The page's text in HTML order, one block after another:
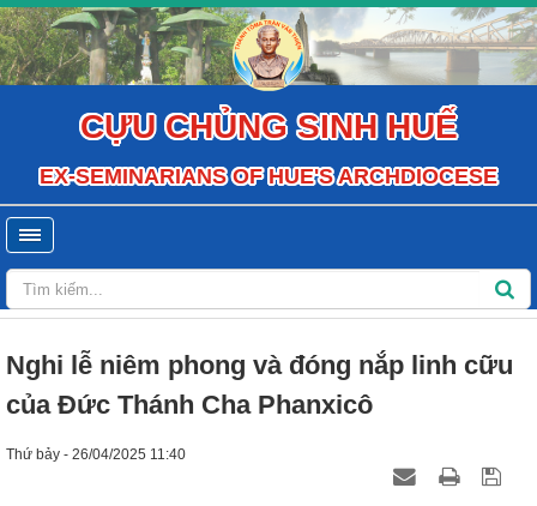
CỰU CHỦNG SINH HUẾ
EX-SEMINARIANS OF HUE'S ARCHDIOCESE
Nghi lễ niêm phong và đóng nắp linh cữu
của Đức Thánh Cha Phanxicô
Thứ bảy - 26/04/2025 11:40